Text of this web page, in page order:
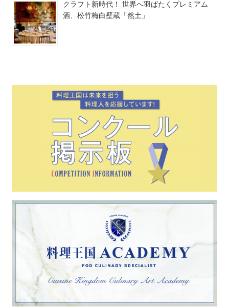
クラフト新時代！ 世界へ羽ばたくプレミアム
酒、松竹梅白壁蔵「然土」